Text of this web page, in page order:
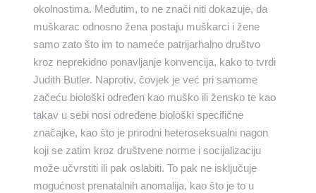
okolnostima. Međutim, to ne znači niti dokazuje, da
muškarac odnosno žena postaju muškarci i žene
samo zato što im to nameće patrijarhalno društvo
kroz neprekidno ponavljanje konvencija, kako to tvrdi
Judith Butler. Naprotiv, čovjek je već pri samome
začeću biološki određen kao muško ili žensko te kao
takav u sebi nosi određene biološki specifične
značajke, kao što je prirodni heteroseksualni nagon
koji se zatim kroz društvene norme i socijalizaciju
može učvrstiti ili pak oslabiti. To pak ne isključuje
mogućnost prenatalnih anomalija, kao što je to u